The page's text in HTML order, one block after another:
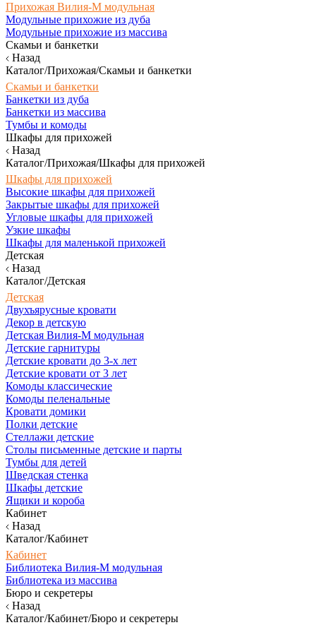
Прихожая Вилия-М модульная
Модульные прихожие из дуба
Модульные прихожие из массива
Скамьи и банкетки
Назад
Каталог/Прихожая/Скамьи и банкетки
Скамьи и банкетки
Банкетки из дуба
Банкетки из массива
Тумбы и комоды
Шкафы для прихожей
Назад
Каталог/Прихожая/Шкафы для прихожей
Шкафы для прихожей
Высокие шкафы для прихожей
Закрытые шкафы для прихожей
Угловые шкафы для прихожей
Узкие шкафы
Шкафы для маленькой прихожей
Детская
Назад
Каталог/Детская
Детская
Двухъярусные кровати
Декор в детскую
Детская Вилия-М модульная
Детские гарнитуры
Детские кровати до 3-х лет
Детские кровати от 3 лет
Комоды классические
Комоды пеленальные
Кровати домики
Полки детские
Стеллажи детские
Столы письменные детские и парты
Тумбы для детей
Шведская стенка
Шкафы детские
Ящики и короба
Кабинет
Назад
Каталог/Кабинет
Кабинет
Библиотека Вилия-М модульная
Библиотека из массива
Бюро и секретеры
Назад
Каталог/Кабинет/Бюро и секретеры